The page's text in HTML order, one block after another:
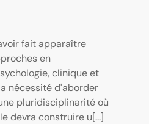
fait apparaître
en
clinique et
nécessité d'aborder
pluridisciplinarité où
devra construire u[...]